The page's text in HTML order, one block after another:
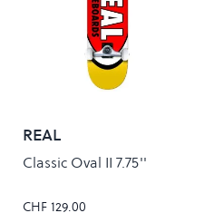
REAL
Classic Oval II 7.75''
CHF 129.00